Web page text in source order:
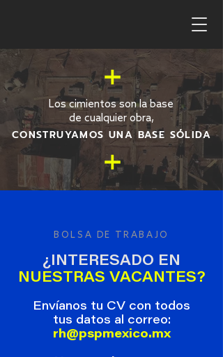
Los cimientos son la base
de cualquier obra,
CONSTRUYAMOS UNA BASE SÓLIDA
BOLSA DE TRABAJO
¿INTERESADO EN
NUESTRAS VACANTES?
Envíanos tu CV con todos
tus datos al correo:
rh@pspmexico.mx